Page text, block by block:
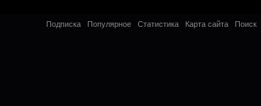
Подписка Популярное Статистика Карта сайта Поиск